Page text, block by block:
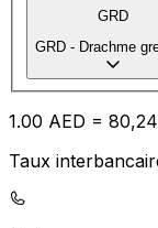
GRD
GRD - Drachme
1.00 AED = 80
Taux